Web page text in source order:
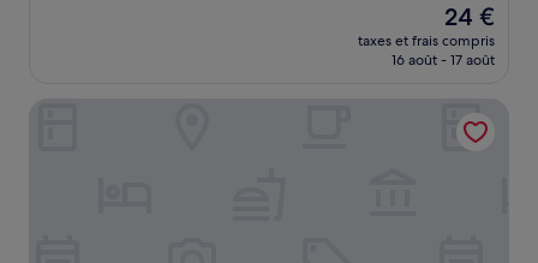
Le
nouveau
prix
de
24 €
24 €
taxes et frais compris
16 août - 17 août